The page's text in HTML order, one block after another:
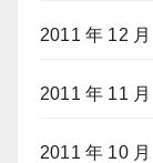
2011 年 12 月
2011 年 11 月
2011 年 10 月